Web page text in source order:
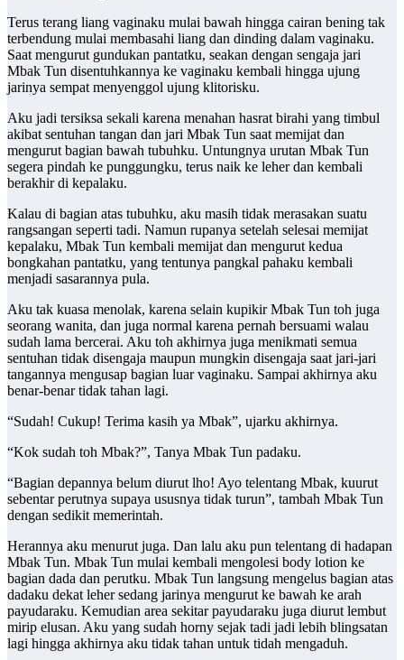
Terus terang liang vaginaku mulai bawah hingga cairan bening tak
terbendung mulai membasahi liang dan dinding dalam vaginaku.
Saat mengurut gundukan pantatku, seakan dengan sengaja jari
Mbak Tun disentuhkannya ke vaginaku kembali hingga ujung
jarinya sempat menyenggol ujung klitorisku.
Aku jadi tersiksa sekali karena menahan hasrat birahi yang timbul
akibat sentuhan tangan dan jari Mbak Tun saat memijat dan
mengurut bagian bawah tubuhku. Untungnya urutan Mbak Tun
segera pindah ke punggungku, terus naik ke leher dan kembali
berakhir di kepalaku.
Kalau di bagian atas tubuhku, aku masih tidak merasakan suatu
rangsangan seperti tadi. Namun rupanya setelah selesai memijat
kepalaku, Mbak Tun kembali memijat dan mengurut kedua
bongkahan pantatku, yang tentunya pangkal pahaku kembali
menjadi sasarannya pula.
Aku tak kuasa menolak, karena selain kupikir Mbak Tun toh juga
seorang wanita, dan juga normal karena pernah bersuami walau
sudah lama bercerai. Aku toh akhirnya juga menikmati semua
sentuhan tidak disengaja maupun mungkin disengaja saat jari-jari
tangannya mengusap bagian luar vaginaku. Sampai akhirnya aku
benar-benar tidak tahan lagi.
“Sudah! Cukup! Terima kasih ya Mbak”, ujarku akhirnya.
“Kok sudah toh Mbak?”, Tanya Mbak Tun padaku.
“Bagian depannya belum diurut lho! Ayo telentang Mbak, kuurut
sebentar perutnya supaya ususnya tidak turun”, tambah Mbak Tun
dengan sedikit memerintah.
Herannya aku menurut juga. Dan lalu aku pun telentang di hadapan
Mbak Tun. Mbak Tun mulai kembali mengolesi body lotion ke
bagian dada dan perutku. Mbak Tun langsung mengelus bagian atas
dadaku dekat leher sedang jarinya mengurut ke bawah ke arah
payudaraku. Kemudian area sekitar payudaraku juga diurut lembut
mirip elusan. Aku yang sudah horny sejak tadi jadi lebih blingsatan
lagi hingga akhirnya aku tidak tahan untuk tidah mengaduh.